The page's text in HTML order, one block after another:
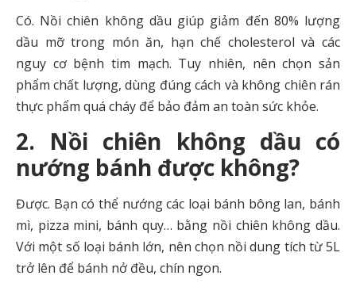
Có. Nồi chiên không dầu giúp giảm đến 80% lượng
dầu mỡ trong món ăn, hạn chế cholesterol và các
nguy cơ bệnh tim mạch. Tuy nhiên, nên chọn sản
phẩm chất lượng, dùng đúng cách và không chiên rán
thực phẩm quá cháy để bảo đảm an toàn sức khỏe.
2. Nồi chiên không dầu có
nướng bánh được không?
Được. Bạn có thể nướng các loại bánh bông lan, bánh
mì, pizza mini, bánh quy… bằng nồi chiên không dầu.
Với một số loại bánh lớn, nên chọn nồi dung tích từ 5L
trở lên để bánh nở đều, chín ngon.